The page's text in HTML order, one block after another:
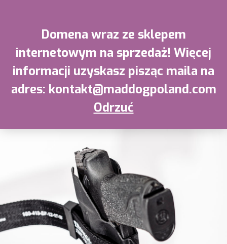
Domena wraz ze sklepem
internetowym na sprzedaż! Więcej
informacji uzyskasz pisząc maila na
adres: kontakt@maddogpoland.com
Odrzuć